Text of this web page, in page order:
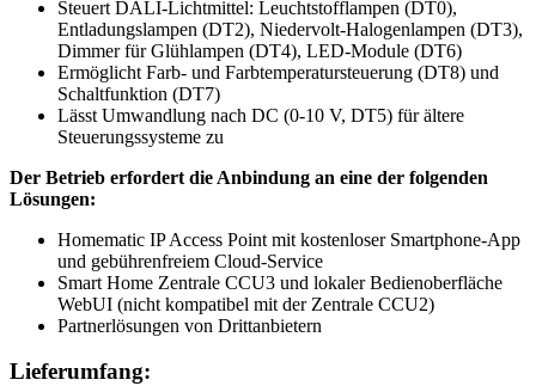
Steuert DALI-Lichtmittel: Leuchtstofflampen (DT0),
Entladungslampen (DT2), Niedervolt-Halogenlampen (DT3),
Dimmer für Glühlampen (DT4), LED-Module (DT6)
Ermöglicht Farb- und Farbtemperatursteuerung (DT8) und
Schaltfunktion (DT7)
Lässt Umwandlung nach DC (0-10 V, DT5) für ältere
Steuerungssysteme zu
Der Betrieb erfordert die Anbindung an eine der folgenden
Lösungen:
Homematic IP Access Point mit kostenloser Smartphone-App
und gebührenfreiem Cloud-Service
Smart Home Zentrale CCU3 und lokaler Bedienoberfläche
WebUI (nicht kompatibel mit der Zentrale CCU2)
Partnerlösungen von Drittanbietern
Lieferumfang: